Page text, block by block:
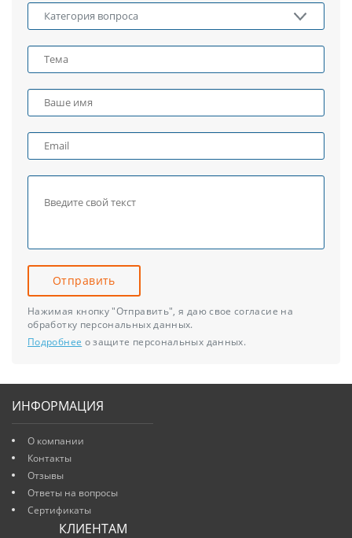
Отправить
Нажимая кнопку "Отправить", я даю свое согласие на
обработку персональных данных.
Подробнее о защите персональных данных.
ИНФОРМАЦИЯ
О компании
Контакты
Отзывы
Ответы на вопросы
Сертификаты
КЛИЕНТАМ